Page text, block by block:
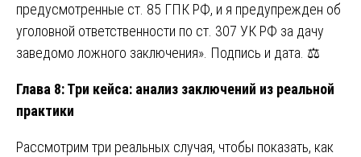
предусмотренные ст. 85 ГПК РФ, и я предупрежден об
уголовной ответственности по ст. 307 УК РФ за дачу
заведомо ложного заключения». Подпись и дата. ⚖️
Глава 8: Три кейса: анализ заключений из реальной
практики
Рассмотрим три реальных случая, чтобы показать, как